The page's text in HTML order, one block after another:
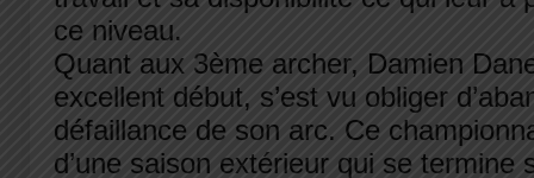
ce niveau.
Quant aux 3ème archer, Damien
excellent début, s’est vu obliger
défaillance de son arc. Ce
d’une saison extérieur qui se termine